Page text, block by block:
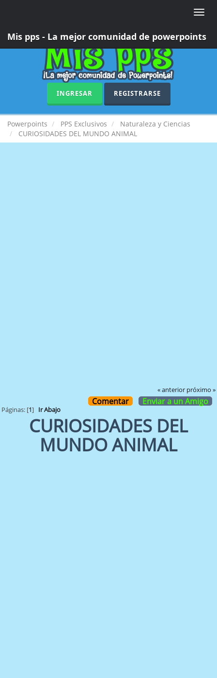
Toggle
Mis pps - La mejor comunidad de powerpoints
INGRESAR REGISTRARSE
Powerpoints PPS Exclusivos
Naturaleza y Ciencias
CURIOSIDADES DEL MUNDO ANIMAL
« anterior próximo »
Comentar Enviar a un Amigo
Páginas: [1] Ir Abajo
CURIOSIDADES DEL
MUNDO ANIMAL